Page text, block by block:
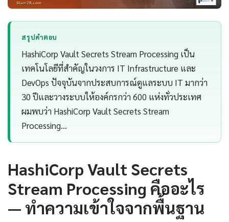
สรุปคำตอบ
HashiCorp Vault Secrets Stream Processing เป็น
เทคโนโลยีที่สำคัญในวงการ IT Infrastructure และ
DevOps ปัจจุบันจากประสบการณ์ดูแลระบบ IT มากว่า
30 ปีและวางระบบให้องค์กรกว่า 600 แห่งทั่วประเทศ
ผมพบว่า HashiCorp Vault Secrets Stream
Processing…
HashiCorp Vault Secrets
Stream Processing คืออะไร
— ทำความเข้าใจจากพื้นฐาน